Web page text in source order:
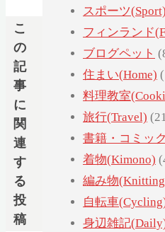
こ
の
記
事
に
関
連
す
る
投
稿
スポーツ(Sport)
フィンランド
ブログペット
住まい(Home)
料理教室
旅行(Travel)
書籍・コミッ
着物(Kimono)
編み物
自転車
身辺雑記